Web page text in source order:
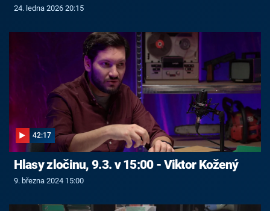
24. ledna 2026 20:15
42:17
Hlasy zločinu, 9.3. v 15:00 - Viktor Kožený
9. března 2024 15:00